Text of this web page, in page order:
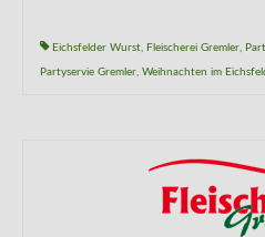
Eichsfelder Wurst, Fleischerei Gremler,
Partyservie Gremler, Weihnachten im